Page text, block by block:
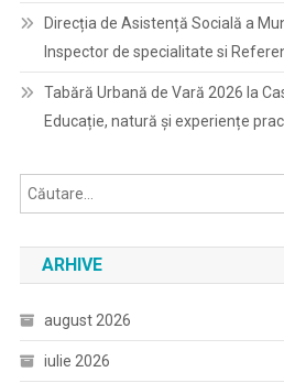
Direcția de Asistență Socială a
Inspector de specialitate si
Tabără Urbană de Vară 2026 la
Educație, natură și experiențe
ARHIVE
august 2026
iulie 2026